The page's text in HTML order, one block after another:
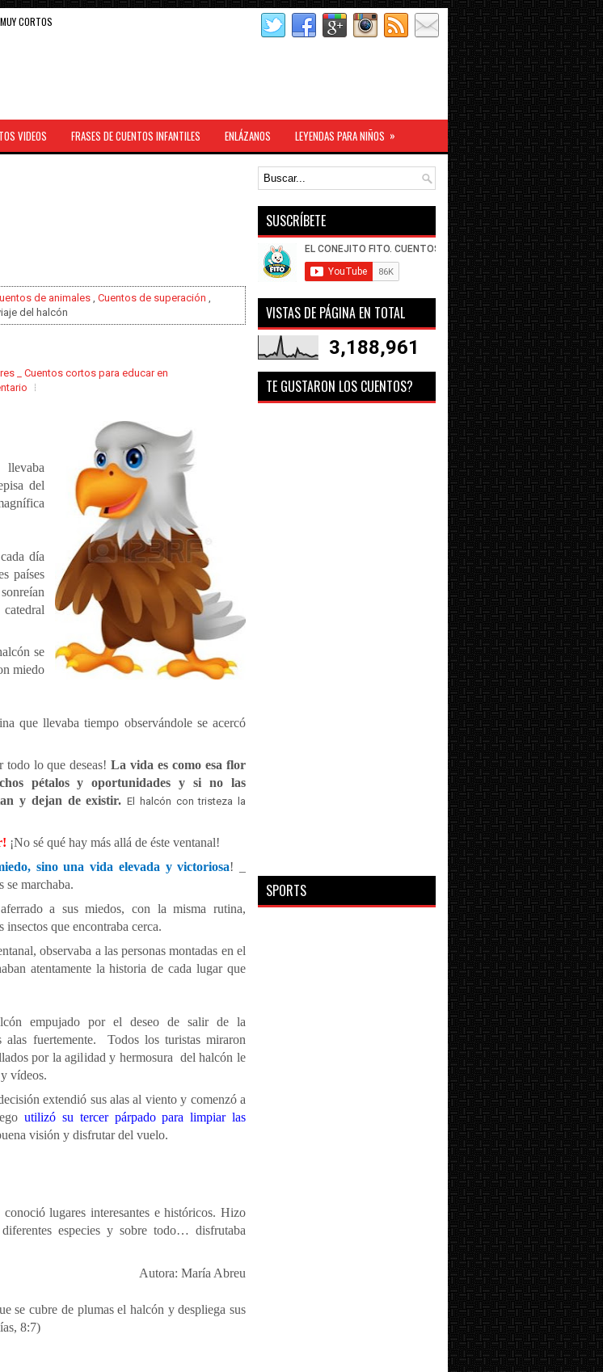
CORTOS
VIDEOS FRASES DE CUENTOS INFANTILES ENLÁZANOS LEYENDAS PARA NIÑOS »
de animales, Cuentos de superación ,
del halcón
_ Cuentos cortos para educar en
llevaba
del
día
países
se
miedo
que llevaba tiempo observándole se acercó
todo lo que deseas!La vida es como esa flor
pétalos y oportunidades y si no las
y dejan de existir.El halcón con tristeza la
y le decía:
¡No sé qué hay más allá de éste ventanal!
sino una vida elevada y victoriosa! _
se marchaba.
a sus miedos, con la misma rutina,
insectos que encontraba cerca.
observaba a las personas montadas en el
atentamente la historia de cada lugar que
empujado por el deseo de salir de la
alas fuertemente. Todos los turistas miraron
por la agilidad y hermosura del halcón le
vídeos.
extendió sus alas al viento y comenzó a
utilizó su tercer párpado para limpiar las
visión y disfrutar del vuelo.
lugares interesantes e históricos. Hizo
especies y sobre todo… disfrutaba
Autora: María Abreu
se cubre de plumas el halcón y despliega sus
8:7)
SUSCRÍBETE
VISTAS DE PÁGINA EN TOTAL
3,188,961
TE GUSTARON LOS CUENTOS?
SPORTS